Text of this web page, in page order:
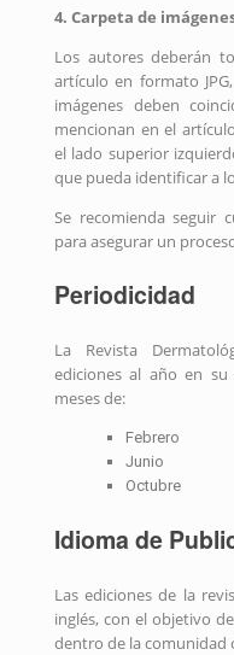
4. Carpeta de
Los autores deberán
artículo en formato
imágenes deben
mencionan en el
el lado superior
que pueda identificar a
Se recomienda seguir
para asegurar un
Periodicidad
La Revista
ediciones al año en
meses de:
Febrero
Junio
Octubre
Idioma de
Las ediciones de la
inglés, con el objetivo
dentro de la comunidad